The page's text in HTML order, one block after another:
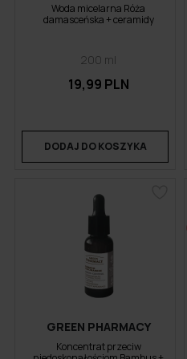
Woda micelarna Róża
damasceńska + ceramidy
200 ml
19,99 PLN
DODAJ DO KOSZYKA
GREEN PHARMACY
Koncentrat przeciw